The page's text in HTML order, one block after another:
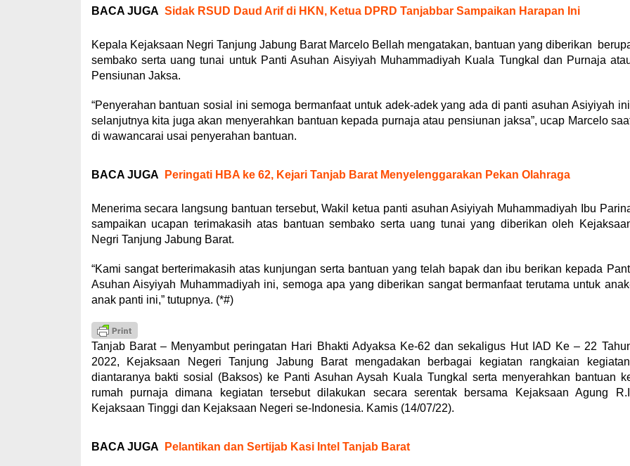
BACA JUGA Sidak RSUD Daud Arif di HKN, Ketua DPRD Tanjabbar Sampaikan Harapan Ini
Kepala Kejaksaan Negri Tanjung Jabung Barat Marcelo Bellah mengatakan, bantuan yang diberikan
sembako serta uang tunai untuk Panti Asuhan Aisyiyah Muhammadiyah Kuala Tungkal dan Purnaja
Pensiunan Jaksa.
“Penyerahan bantuan sosial ini semoga bermanfaat untuk adek-adek yang ada di panti asuhan Asiyiyah
selanjutnya kita juga akan menyerahkan bantuan kepada purnaja atau pensiunan jaksa”, ucap Marcelo
di wawancarai usai penyerahan bantuan.
BACA JUGA Peringati HBA ke 62, Kejari Tanjab Barat Menyelenggarakan Pekan Olahraga
Menerima secara langsung bantuan tersebut, Wakil ketua panti asuhan Asiyiyah Muhammadiyah Ibu
sampaikan ucapan terimakasih atas bantuan sembako serta uang tunai yang diberikan oleh
Negri Tanjung Jabung Barat.
“Kami sangat berterimakasih atas kunjungan serta bantuan yang telah bapak dan ibu berikan kepada
Asuhan Aisyiyah Muhammadiyah ini, semoga apa yang diberikan sangat bermanfaat terutama untuk
anak panti ini,” tutupnya. (*#)
Tanjab Barat – Menyambut peringatan Hari Bhakti Adyaksa Ke-62 dan sekaligus Hut IAD Ke – 22
2022, Kejaksaan Negeri Tanjung Jabung Barat mengadakan berbagai kegiatan rangkaian
diantaranya bakti sosial (Baksos) ke Panti Asuhan Aysah Kuala Tungkal serta menyerahkan bantuan
rumah purnaja dimana kegiatan tersebut dilakukan secara serentak bersama Kejaksaan Agung
Kejaksaan Tinggi dan Kejaksaan Negeri se-Indonesia. Kamis (14/07/22).
BACA JUGA Pelantikan dan Sertijab Kasi Intel Tanjab Barat